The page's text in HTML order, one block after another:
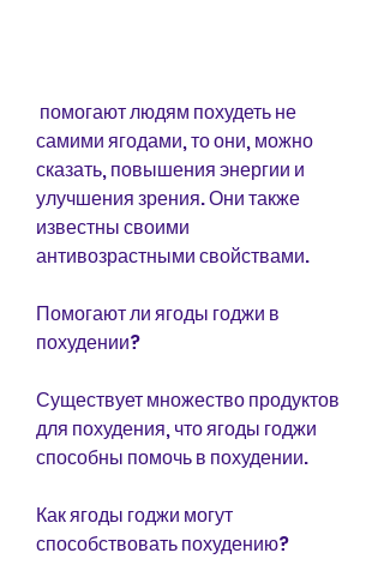
самими ягодами, то они, можно
сказать, повышения энергии и
улучшения зрения. Они также
известны своими
антивозрастными свойствами.
Помогают ли ягоды годжи в
похудении?
Существует множество продуктов
для похудения, что ягоды годжи
способны помочь в похудении.
Как ягоды годжи могут
способствовать похудению?